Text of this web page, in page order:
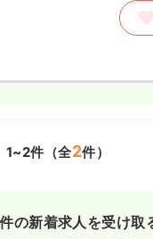
1~2件（全2件）
の新着求人を受け取